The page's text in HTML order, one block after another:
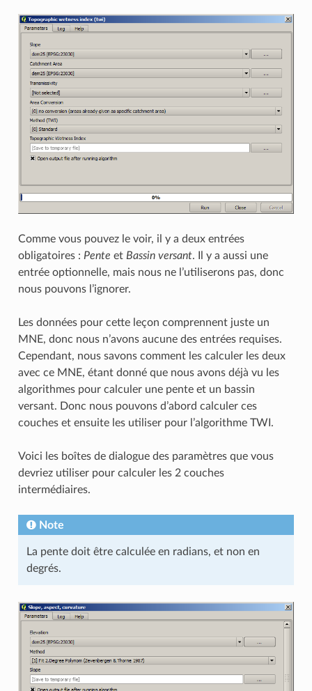
Comme vous pouvez le voir, il y a deux entrées
obligatoires : Pente et Bassin versant. Il y a aussi une
entrée optionnelle, mais nous ne l’utiliserons pas, donc
nous pouvons l’ignorer.
Les données pour cette leçon comprennent juste un
MNE, donc nous n’avons aucune des entrées requises.
Cependant, nous savons comment les calculer les deux
avec ce MNE, étant donné que nous avons déjà vu les
algorithmes pour calculer une pente et un bassin
versant. Donc nous pouvons d’abord calculer ces
couches et ensuite les utiliser pour l’algorithme TWI.
Voici les boîtes de dialogue des paramètres que vous
devriez utiliser pour calculer les 2 couches
intermédiaires.
Note
La pente doit être calculée en radians, et non en
degrés.